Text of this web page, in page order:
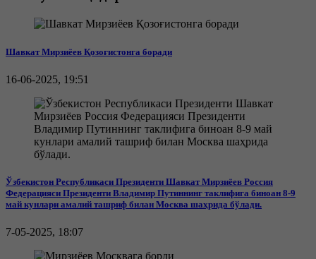
Шавкат Мирзиёев Қозоғистонга боради
16-06-2025, 19:51
Ўзбекистон Республикаси Президенти Шавкат Мирзиёев Россия
Федерацияси Президенти Владимир Путиннинг таклифига биноан 8-9
май кунлари амалий ташриф билан Москва шаҳрида бўлади.
7-05-2025, 18:07